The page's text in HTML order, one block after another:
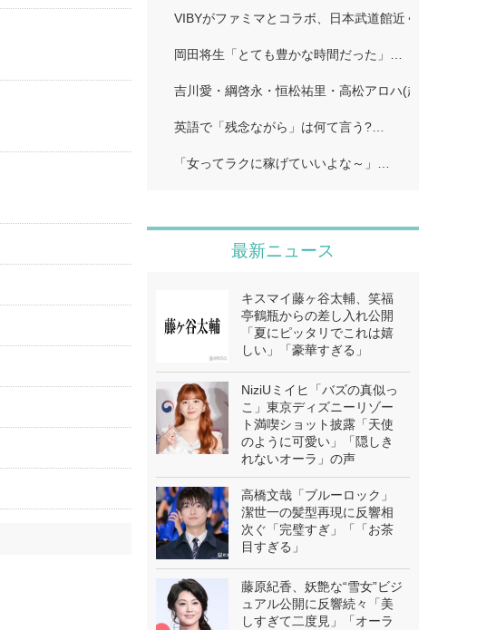
VIBYがファミマとコラボ、日本武道館近くで店舗ラッ
岡田将生「とても豊かな時間だった」…
吉川愛・綱啓永・恒松祐里・高松アロハ(超特急)、仲
英語で「残念ながら」は何て言う?…
「女ってラクに稼げていいよな～」…
最新ニュース
キスマイ藤ヶ谷太輔、笑福
亭鶴瓶からの差し入れ公開
「夏にピッタリでこれは嬉
しい」「豪華すぎる」
NiziUミイヒ「バズの真似っ
こ」東京ディズニーリゾー
ト満喫ショット披露「天使
のように可愛い」「隠しき
れないオーラ」の声
高橋文哉「ブルーロック」
潔世一の髪型再現に反響相
次ぐ「完璧すぎ」「「お茶
目すぎる」
藤原紀香、妖艶な“雪女”ビジ
ュアル公開に反響続々「美
しすぎて二度見」「オーラ